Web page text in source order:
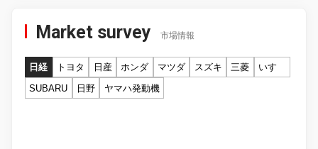
Market survey 市場情報
日経 トヨタ 日産 ホンダ マツダ スズキ 三菱
いすゞ
SUBARU
日野 ヤマハ発動機